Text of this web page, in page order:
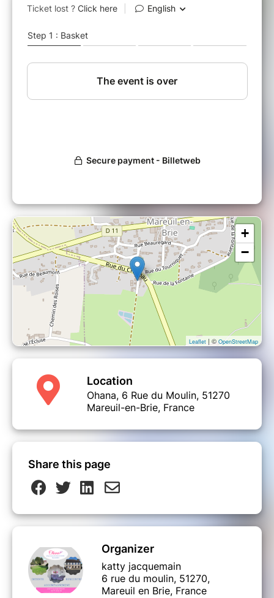
épanouissement
calme intérieur
instant présent / jeux /bienveillance
Rdv dimanche 28 août de 10h00 à 17h30
Au programme :
de 10h30 à 12h30 :Ateliers bien-être
11h30 :Conférencepar Katty Jacquemain
Stand des partenaire : maquillage / sculpture
de ballon / lithothérapie / randonnée familiale /
signe avec bébé / massage assis / buvette...
*** Le programme détaillé est en cours
d'élaboration et sera disponible bientôt. ***
Les bénéfices de cette journée seront reversés
à l'association "les papillons blancs"
Buvette sur place
Partenaires nationaux: Mon Moment Magique
Innovation en éducation - Happinez - Namaki
Ohana.by.Katty - Les ateliers de sandrines -
Déconimation - Blablaandco - Infinimentzen -
Laetitia poilvert - Sandrine Lapine - Laétitia
chomette - Camille léveque - La vallée du
surmelin - Mairie de Mareuil en Brie
+
−
Leaflet | © OpenStreetMap
Location
Ohana, 6 Rue du Moulin, 51270
Mareuil-en-Brie, France
Share this page
Organizer
katty jacquemain
6 rue du moulin, 51270,
Mareuil en Brie, France